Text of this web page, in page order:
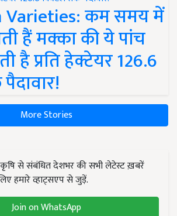
Varieties: कम समय में
हैं मक्का की ये पांच
है प्रति हेक्टेयर 126.6
More Stories
कृषि से संबंधित देशभर की सभी लेटेस्ट ख़बरें
हमारे व्हाट्सएप से जुड़ें.
Join on WhatsApp